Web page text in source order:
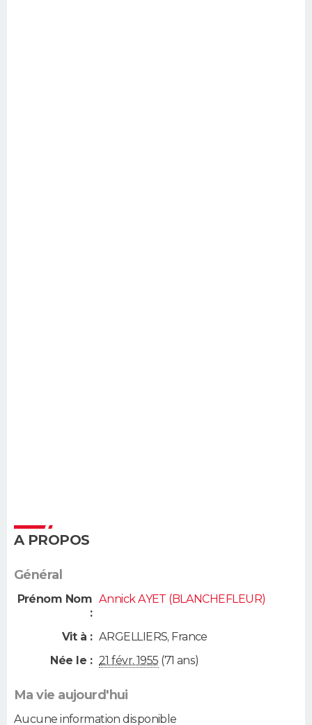
A PROPOS
Général
Prénom Nom
:
Annick AYET (BLANCHEFLEUR)
Vit à : ARGELLIERS, France
Née le : 21 févr. 1955 (71 ans)
Ma vie aujourd'hui
Aucune information disponible